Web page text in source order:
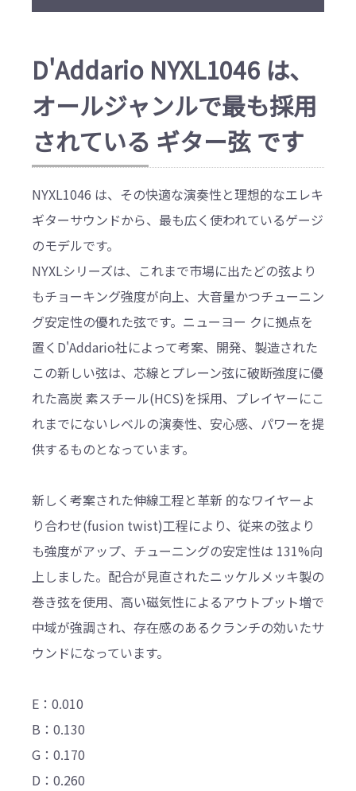
D'Addario NYXL1046 は、
オールジャンルで最も採用
されている ギター弦 です
NYXL1046 は、その快適な演奏性と理想的なエレキ
ギターサウンドから、最も広く使われているゲージ
のモデルです。
NYXLシリーズは、これまで市場に出たどの弦より
もチョーキング強度が向上、大音量かつチューニン
グ安定性の優れた弦です。ニューヨー クに拠点を
置くD'Addario社によって考案、開発、製造された
この新しい弦は、芯線とプレーン弦に破断強度に優
れた高炭 素スチール(HCS)を採用、プレイヤーにこ
れまでにないレベルの演奏性、安心感、パワーを提
供するものとなっています。
新しく考案された伸線工程と革新 的なワイヤーよ
り合わせ(fusion twist)工程により、従来の弦より
も強度がアップ、チューニングの安定性は 131%向
上しました。配合が見直されたニッケルメッキ製の
巻き弦を使用、高い磁気性によるアウトプット増で
中域が強調され、存在感のあるクランチの効いたサ
ウンドになっています。
E：0.010
B：0.130
G：0.170
D：0.260